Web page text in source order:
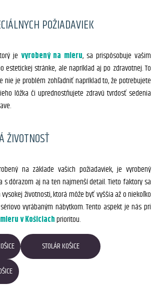
POŽIADAVIEK
je vyrobený na mieru, sa prispôsobuje vašim
estetickej stránke, ale napríklad aj po zdravotnej. To
nie je problém zohľadniť napríklad to, že potrebujete
lôžka či uprednostňujete zdravú tvrdosť sedenia
ŽIVOTNOSŤ
na základe vašich požiadaviek, je vyrobený
s dôrazom aj na ten najmenší detail. Tieto faktory sa
životnosti, ktorá môže byť vyššia až o niekoľko
vyrábaným nábytkom. Tento aspekt je nás pri
v Košiciachprioritou.
STOLÁR KOŠICE